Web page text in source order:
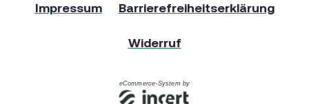
Impressum Barrierefreiheitserklärung
Widerruf
eCommerce-System by